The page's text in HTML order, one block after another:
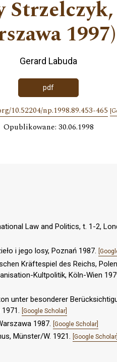
1997)
Gerard Labuda
pdf
10.52204/np.1998.89.453-465
Opublikowane: 30.06.1998
Law and Politics, t. 1-2,
i jego losy, Poznań 1987.
Kräftespiel des Reichs,
Kultpolitik, Köln-Wien
unter besonderer
[Google Scholar]
1987. [Google Scholar]
Münster/W. 1921. [Google Scholar]